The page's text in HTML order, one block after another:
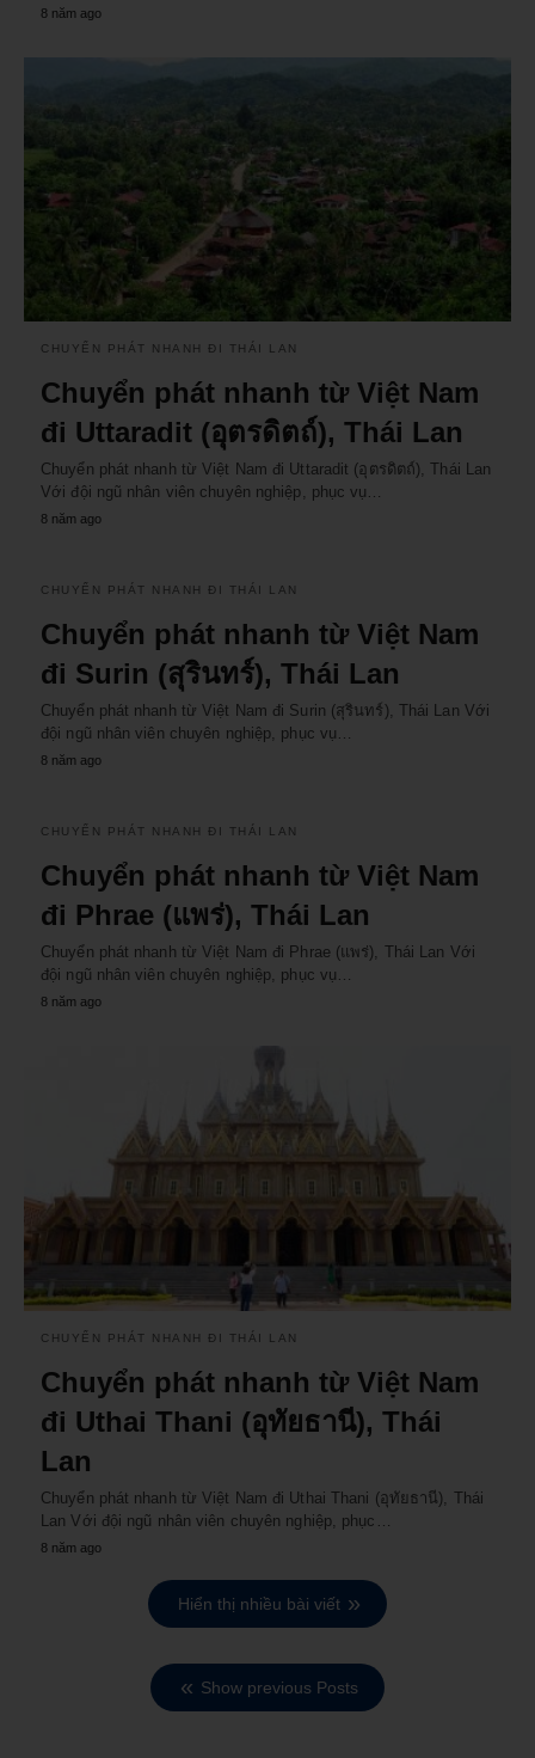
8 năm ago
CHUYỂN PHÁT NHANH ĐI THÁI LAN
Chuyển phát nhanh từ Việt Nam
đi Uttaradit (อุตรดิตถ์), Thái Lan
Chuyển phát nhanh từ Việt Nam đi Uttaradit (อุตรดิตถ์), Thái Lan
Với đội ngũ nhân viên chuyên nghiệp, phục vụ…
8 năm ago
CHUYỂN PHÁT NHANH ĐI THÁI LAN
Chuyển phát nhanh từ Việt Nam
đi Surin (สุรินทร์), Thái Lan
Chuyển phát nhanh từ Việt Nam đi Surin (สุรินทร์), Thái Lan Với
đội ngũ nhân viên chuyên nghiệp, phục vụ…
8 năm ago
CHUYỂN PHÁT NHANH ĐI THÁI LAN
Chuyển phát nhanh từ Việt Nam
đi Phrae (แพร่), Thái Lan
Chuyển phát nhanh từ Việt Nam đi Phrae (แพร่), Thái Lan Với
đội ngũ nhân viên chuyên nghiệp, phục vụ…
8 năm ago
CHUYỂN PHÁT NHANH ĐI THÁI LAN
Chuyển phát nhanh từ Việt Nam
đi Uthai Thani (อุทัยธานี), Thái
Lan
Chuyển phát nhanh từ Việt Nam đi Uthai Thani (อุทัยธานี), Thái
Lan Với đội ngũ nhân viên chuyên nghiệp, phục…
8 năm ago
Hiển thị nhiều bài viết
Show previous Posts